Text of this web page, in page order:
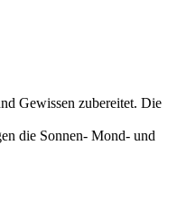
Gewissen zubereitet. Die
die Sonnen- Mond- und